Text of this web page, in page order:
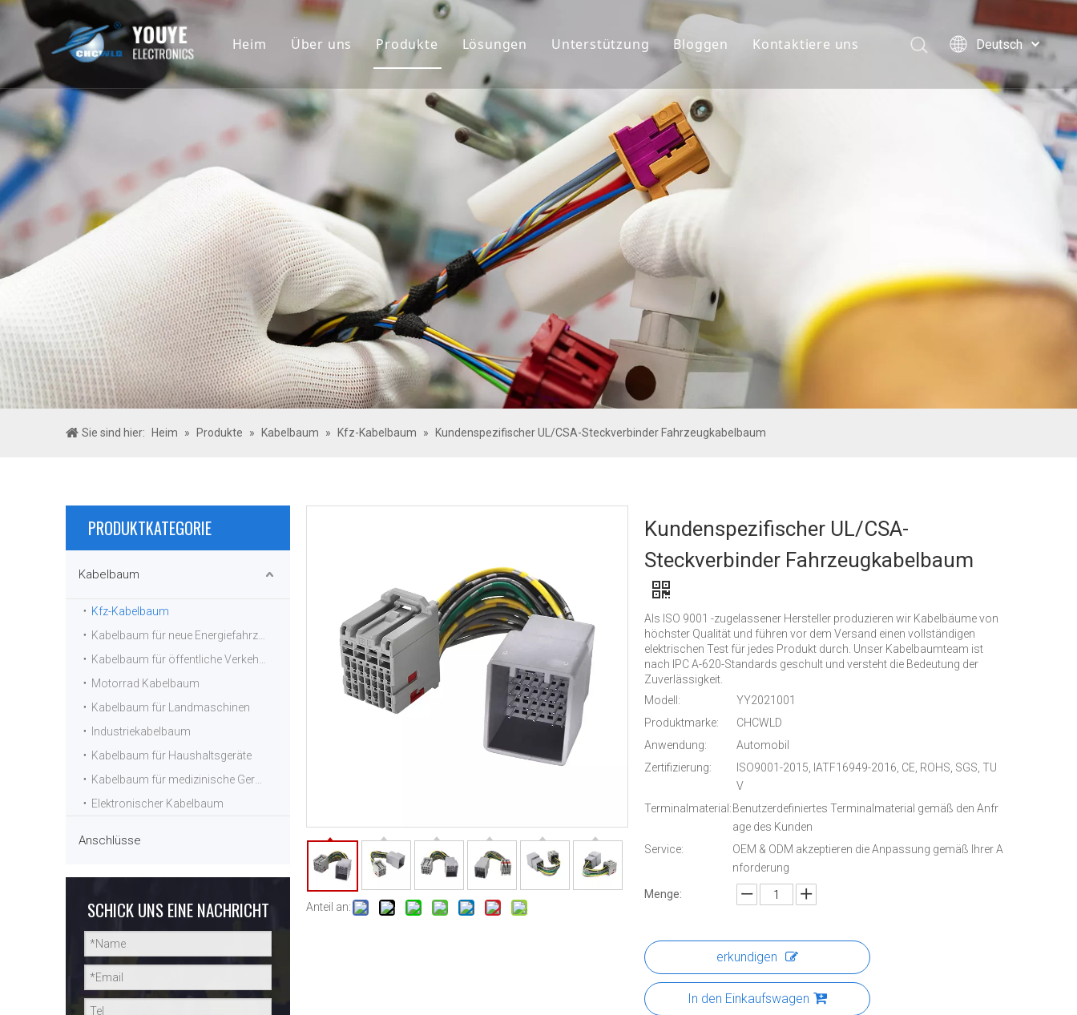
Heim Über uns
Geschichte&Teams
Produkte
Anschlüsse
Lösungen Unterstützung
Benutzerdefiniert
Globaler Markt
FAQ&Download
Bloggen Kontaktiere uns
Deutsch
English
简体中文
العربية
한국어
Türk dili
Sie sind hier: Heim » Produkte » Kabelbaum » Kfz-Kabelbaum » Kundenspezifischer UL/CSA-Steckverbinder Fahrzeugkabelbaum
PRODUKTKATEGORIE
Kabelbaum
Kfz-Kabelbaum
Motorrad Kabelbaum
Kabelbaum für Landmaschinen
Industriekabelbaum
Kabelbaum für Haushaltsgeräte
Elektronischer Kabelbaum
Anschlüsse
SCHICK UNS EINE NACHRICHT Anteil an:
Kundenspezifischer UL/CSA-
Steckverbinder Fahrzeugkabelbaum
Als ISO 9001 -zugelassener Hersteller produzieren wir Kabelbäume von
höchster Qualität und führen vor dem Versand einen vollständigen
elektrischen Test für jedes Produkt durch. Unser Kabelbaumteam ist
nach IPC A-620-Standards geschult und versteht die Bedeutung der
Zuverlässigkeit.
Modell:
YY2021001
Produktmarke:
CHCWLD
Anwendung:
Automobil
Zertifizierung:
ISO9001-2015, IATF16949-2016, CE, ROHS, SGS, TU
V
Terminalmaterial:Benutzerdefiniertes Terminalmaterial gemäß den Anfr
age des Kunden
Service:
OEM & ODM akzeptieren die Anpassung gemäß Ihrer A
nforderung
Menge:
erkundigen
In den Einkaufswagen